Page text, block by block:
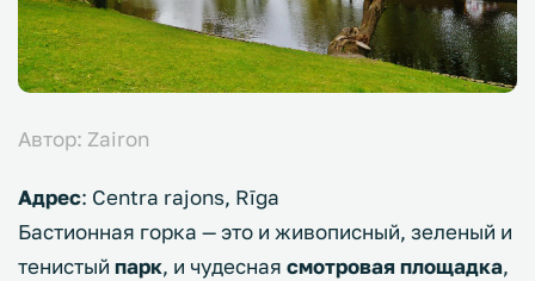
Автор: Zairon
Адрес: Centra rajons, Rīga
Бастионная горка — это и живописный, зеленый и
тенистый парк, и чудесная смотровая площадка,